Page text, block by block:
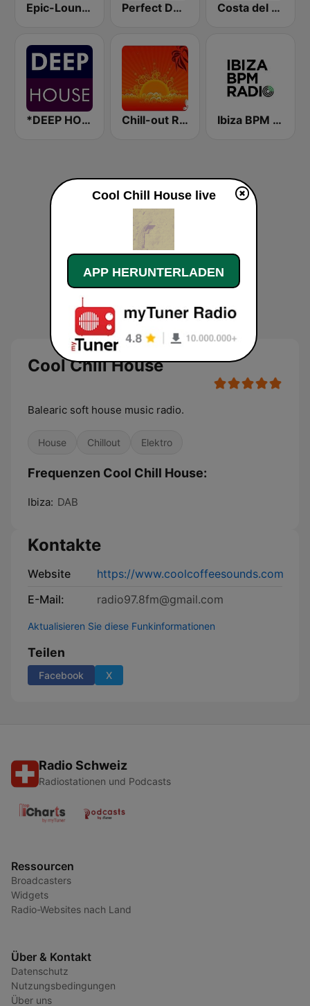
Epic-Lounge - Chillout Lounge Perfect Deep House Costa del Mar Chillout
*DEEP HOUSE Chill-out Radio Ibiza BPM Radio
Cool Chill House
Balearic soft house music radio.
House Chillout Elektro
Frequenzen Cool Chill House:
Ibiza: DAB
Kontakte
Website
https://www.coolcoffeesounds.com
E-Mail:
radio97.8fm@gmail.com
Aktualisieren Sie diese Funkinformationen
Teilen
Facebook X
Radio Schweiz
Radiostationen und Podcasts
Ressourcen
Broadcasters
Widgets
Radio-Websites nach Land
Über & Kontakt
Datenschutz
Nutzungsbedingungen
Über uns
Cool Chill House live
APP HERUNTERLADEN